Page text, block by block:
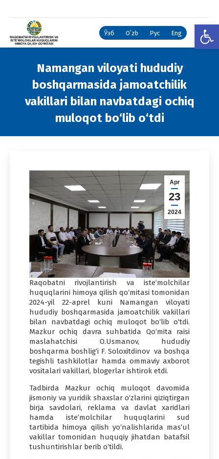
Ўзб Oʻzb Рус Eng
Namangan viloyati hududiy
boshqarmasida jamoatchilik
vakillari bilan navbatdagi ochiq
muloqot bo‘lib o‘tdi
Apr
23
2024
Raqobatni rivojlantirish va iste’molchilar
huquqlarini himoya qilish qo‘mitasi tomonidan
2024-yil 22-aprel kuni Namangan viloyati
hududiy boshqarmasida jamoatchilik vakillari
bilan navbatdagi ochiq muloqot bo‘lib o‘tdi.
Mazkur ochiq davra suhbatida Qo‘mita raisi
maslahatchisi O.Usmanov, hududiy
boshqarma boshlig‘i F. Soloxitdinov va boshqa
tegishli tashkilotlar hamda ommaviy axborot
vositalari vakillari, blogerlar ishtirok etdi.
Tadbirda Mazkur ochiq muloqot davomida
jismoniy va yuridik shaxslar o‘zlarini qiziqtirgan
birja savdolari, reklama va davlat xaridlari
hamda iste’molchilar huquqlarini sud
tartibida himoya qilish yo‘nalishlarida mas’ul
vakillar tomonidan huquqiy jihatdan batafsil
tushuntirishlar berib o‘tildi.